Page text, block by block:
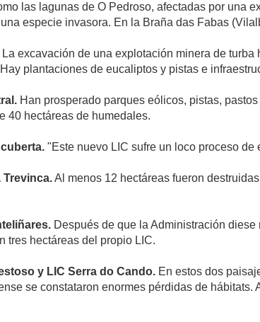
las lagunas de O Pedroso, afectadas por una
especie invasora. En la Braña das Fabas
La excavación de una explotación minera de
plantaciones de eucaliptos y pistas e
Han prosperado parques eólicos, pistas,
40 hectáreas de humedales.
"Este nuevo LIC sufre un loco proceso de
Trevinca.Al menos 12 hectáreas fueron
Después de que la Administración
tres hectáreas del propio LIC.
y LIC Serra do Cando. En estos dos
se constataron enormes pérdidas de